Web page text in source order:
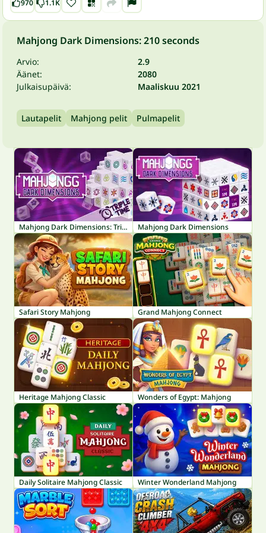
970 1.1K
Mahjong Dark Dimensions: 210 seconds
Arvio:
2.9
Äänet:
2080
Julkaisupäivä:
Maaliskuu 2021
Lautapelit Mahjong pelit Pulmapelit
Mahjong Dark Dimensions: Triple Time Mahjong Dark Dimensions
Safari Story Mahjong Grand Mahjong Connect
Heritage Mahjong Classic Wonders of Egypt: Mahjong
Daily Solitaire Mahjong Classic Winter Wonderland Mahjong